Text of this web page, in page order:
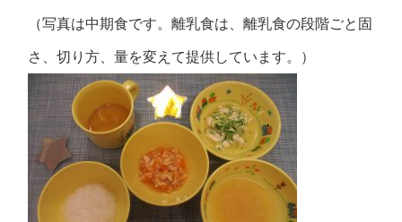
（写真は中期食です。離乳食は、離乳食の段階ごと固
さ、切り方、量を変えて提供しています。）